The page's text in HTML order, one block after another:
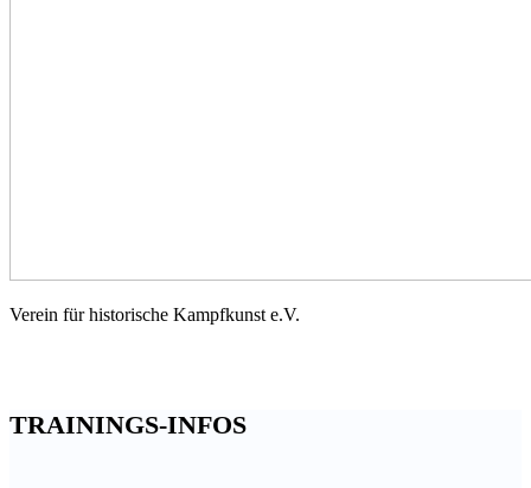
Greifen
Verein für historische Kampfkunst e.V.
TRAININGS-INFOS